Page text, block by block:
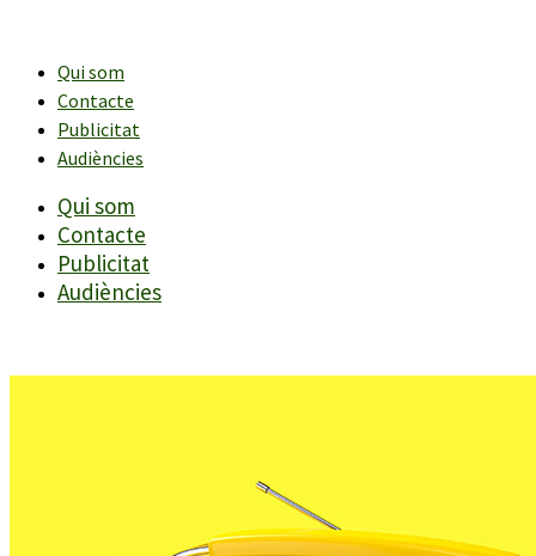
contingutQui som
Contacte
Publicitat
Audiències
Qui som
Contacte
Publicitat
Audiències